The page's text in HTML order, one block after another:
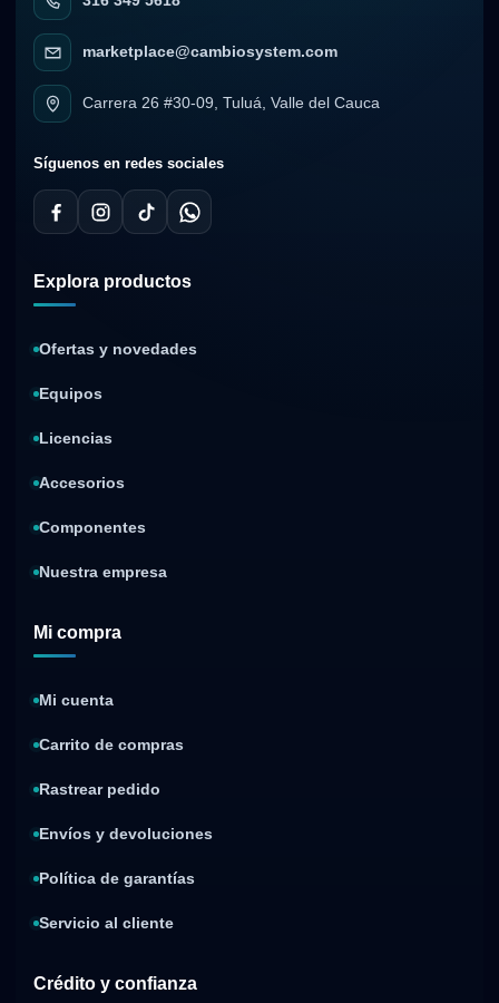
marketplace@cambiosystem.com
Carrera 26 #30-09, Tuluá, Valle del Cauca
Síguenos en redes sociales
Explora productos
Ofertas y novedades
Equipos
Licencias
Accesorios
Componentes
Nuestra empresa
Mi compra
Mi cuenta
Carrito de compras
Rastrear pedido
Envíos y devoluciones
Política de garantías
Servicio al cliente
Crédito y confianza